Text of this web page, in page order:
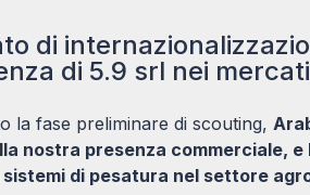
di
di 5.9 srl nei mercati
la fase preliminare di scouting,
nostra presenza commerciale, e
di pesatura nel settore